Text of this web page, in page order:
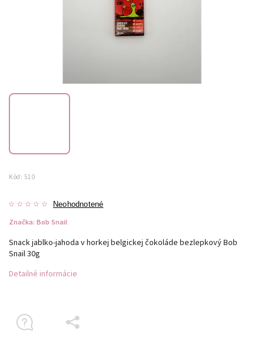
Kód: 510
Neohodnotené
Značka: Bob Snail
Snack jablko-jahoda v horkej belgickej čokoláde bezlepkový Bob
Snail 30g
Detailné informácie